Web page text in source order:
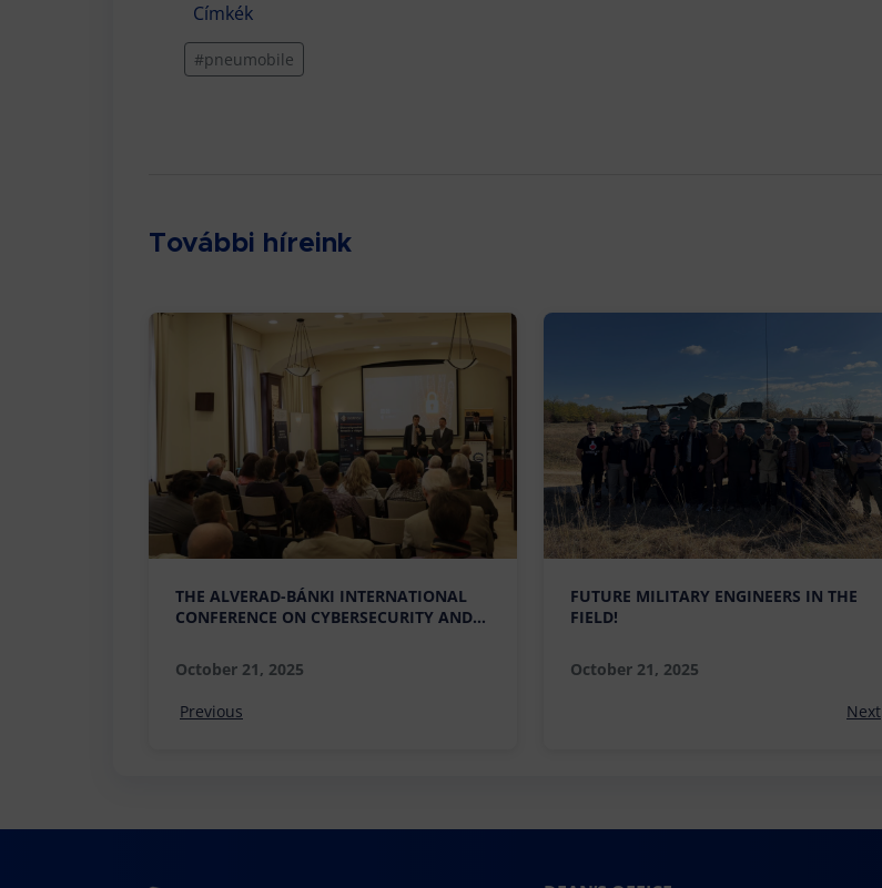
Címkék
#pneumobile
További híreink
THE ALVERAD-BÁNKI INTERNATIONAL
CONFERENCE ON CYBERSECURITY AND
SUCCESS
October 21, 2025
Previous
FUTURE MILITARY ENGINEERS IN THE
FIELD!
October 21, 2025
Next